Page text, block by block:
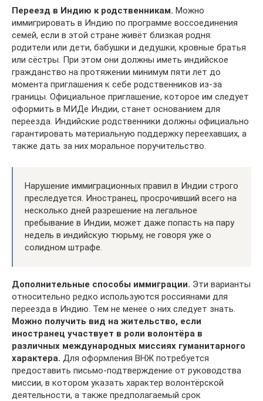
Переезд в Индию к родственникам. Можно
иммигрировать в Индию по программе воссоединения
семей, если в этой стране живёт близкая родня:
родители или дети, бабушки и дедушки, кровные братья
или сёстры. При этом они должны иметь индийское
гражданство на протяжении минимум пяти лет до
момента приглашения к себе родственников из-за
границы. Официальное приглашение, которое им следует
оформить в МИДе Индии, станет основанием для
переезда. Индийские родственники должны официально
гарантировать материальную поддержку переехавших, а
также дать за них моральное поручительство.
Нарушение иммиграционных правил в Индии строго
преследуется. Иностранец, просрочивший всего на
несколько дней разрешение на легальное
пребывание в Индии, может даже попасть на пару
недель в индийскую тюрьму, не говоря уже о
солидном штрафе.
Дополнительные способы иммиграции. Эти варианты
относительно редко используются россиянами для
переезда в Индию. Тем не менее о них следует знать.
Можно получить вид на жительство, если
иностранец участвует в роли волонтёра в
различных международных миссиях гуманитарного
характера. Для оформления ВНЖ потребуется
предоставить письмо-подтверждение от руководства
миссии, в котором указать характер волонтёрской
деятельности, а также предполагаемый срок